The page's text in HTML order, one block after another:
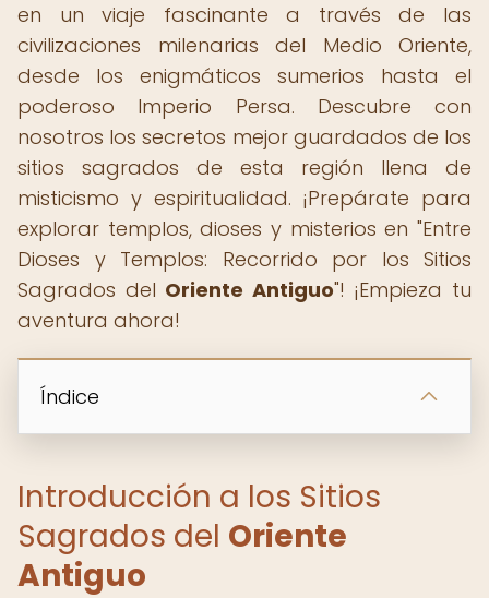
en un viaje fascinante a través de las
civilizaciones milenarias del Medio Oriente,
desde los enigmáticos sumerios hasta el
poderoso Imperio Persa. Descubre con
nosotros los secretos mejor guardados de los
sitios sagrados de esta región llena de
misticismo y espiritualidad. ¡Prepárate para
explorar templos, dioses y misterios en "Entre
Dioses y Templos: Recorrido por los Sitios
Sagrados del Oriente Antiguo"! ¡Empieza tu
aventura ahora! ️
Índice
Introducción a los Sitios
Sagrados del Oriente
Antiguo